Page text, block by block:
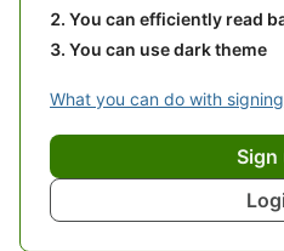
You can efficiently read
You can use dark theme
What you can do with
Sign